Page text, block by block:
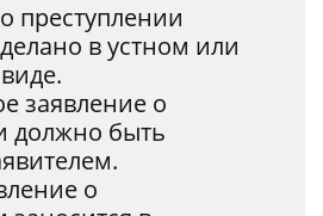
преступлении
в устном или
заявление о
должно быть
о